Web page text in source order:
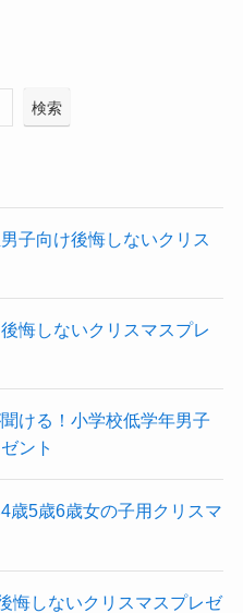
検索
子向け後悔しないクリス
悔しないクリスマスプレ
ける！小学校低学年男子
ント
歳5歳6歳女の子用クリスマ
悔しないクリスマスプレゼ